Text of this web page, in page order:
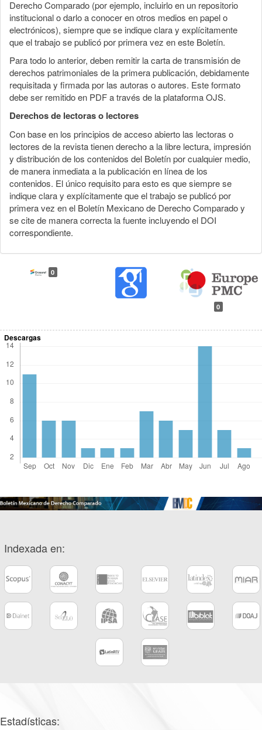
Derecho Comparado (por ejemplo, incluirlo en un repositorio
institucional o darlo a conocer en otros medios en papel o
electrónicos), siempre que se indique clara y explícitamente
que el trabajo se publicó por primera vez en este Boletín.
Para todo lo anterior, deben remitir la carta de transmisión de
derechos patrimoniales de la primera publicación, debidamente
requisitada y firmada por las autoras o autores. Este formato
debe ser remitido en PDF a través de la plataforma OJS.
Derechos de lectoras o lectores
Con base en los principios de acceso abierto las lectoras o
lectores de la revista tienen derecho a la libre lectura, impresión
y distribución de los contenidos del Boletín por cualquier medio,
de manera inmediata a la publicación en línea de los
contenidos. El único requisito para esto es que siempre se
indique clara y explícitamente que el trabajo se publicó por
primera vez en el Boletín Mexicano de Derecho Comparado y
se cite de manera correcta la fuente incluyendo el DOI
correspondiente.
0
0
Descargas
Indexada en:
Estadísticas: